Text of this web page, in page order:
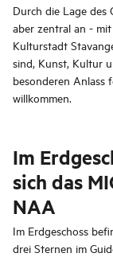
Durch die Lage des
aber zentral an -
Kulturstadt
sind, Kunst, Kultur
besonderen Anlass
willkommen.
Im
sich das
NAA
Im Erdgeschoss
drei Sternen im